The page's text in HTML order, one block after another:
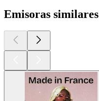
Emisoras similares